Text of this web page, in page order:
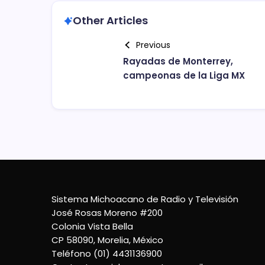
Other Articles
Previous
Rayadas de Monterrey,
campeonas de la Liga MX
Sistema Michoacano de Radio y Televisión
José Rosas Moreno #200
Colonia Vista Bella
CP 58090, Morelia, México
Teléfono (01) 4431136900